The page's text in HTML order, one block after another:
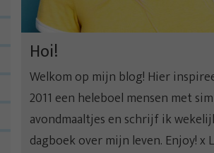
e
Hoi!
Welkom op mijn blog! Hier
2011 een heleboel mensen met
avondmaaltjes en schrijf ik
dagboek over mijn leven. Enjoy! x